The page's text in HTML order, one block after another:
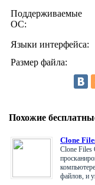
Поддерживаемые
ОС:
Языки интерфейса:
Размер файла:
Похожие
Clone
Clone Files
файлов, и